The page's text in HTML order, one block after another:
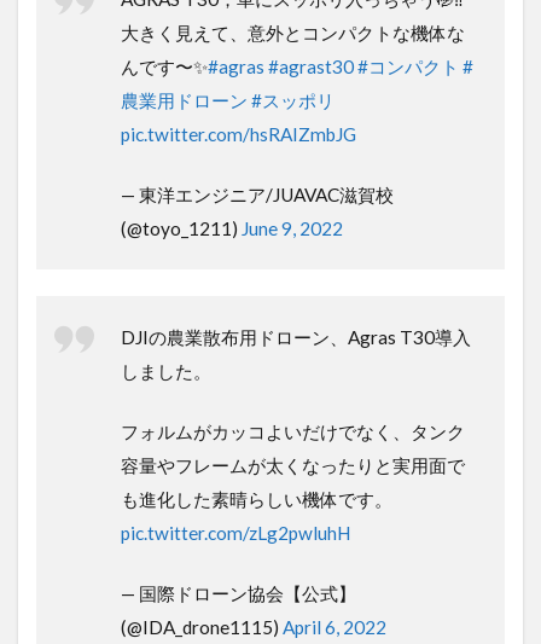
大きく見えて、意外とコンパクトな機体
なんです〜✨
#agras #agrast30
#コンパク
ト #農業用ドローン
#スッポリ
pic.twitter.com/hsRAIZmbJG
— 東洋エンジニア/JUAVAC滋賀校
(@toyo_1211) June 9, 2022
DJIの農業散布用ドローン、Agras T30導
入しました。
フォルムがカッコよいだけでなく、タン
ク容量やフレームが太くなったりと実用
面でも進化した素晴らしい機体です。
pic.twitter.com/zLg2pwluhH
— 国際ドローン協会【公式】
(@IDA_drone1115) April 6, 2022